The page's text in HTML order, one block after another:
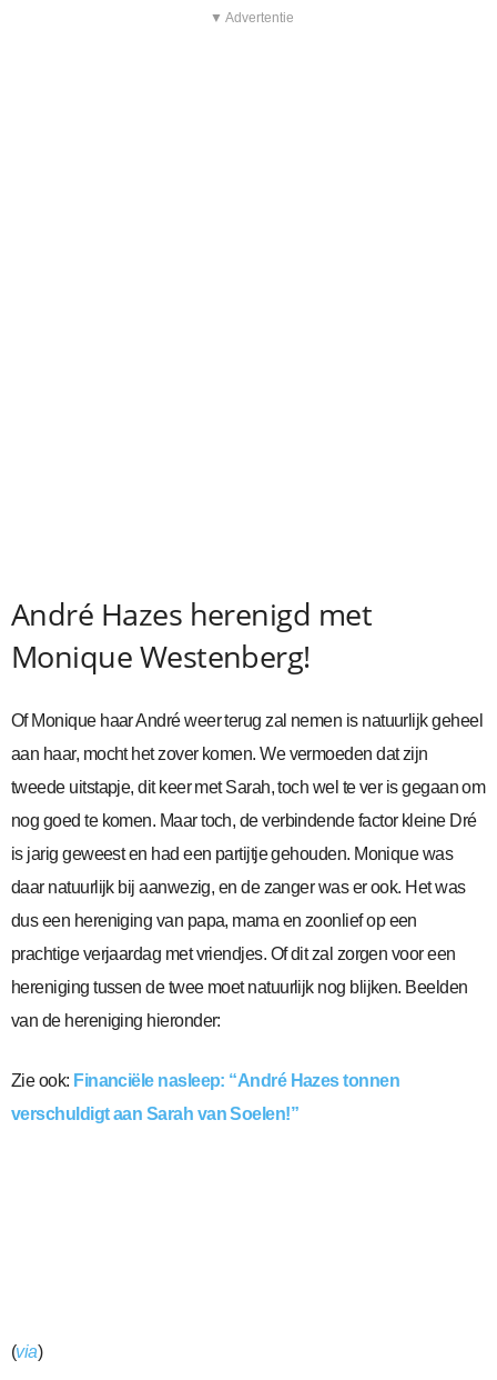
▼ Advertentie
André Hazes herenigd met
Monique Westenberg!
Of Monique haar André weer terug zal nemen is natuurlijk geheel
aan haar, mocht het zover komen. We vermoeden dat zijn
tweede uitstapje, dit keer met Sarah, toch wel te ver is gegaan om
nog goed te komen. Maar toch, de verbindende factor kleine Dré
is jarig geweest en had een partijtje gehouden. Monique was
daar natuurlijk bij aanwezig, en de zanger was er ook. Het was
dus een hereniging van papa, mama en zoonlief op een
prachtige verjaardag met vriendjes. Of dit zal zorgen voor een
hereniging tussen de twee moet natuurlijk nog blijken. Beelden
van de hereniging hieronder:
Zie ook: Financiële nasleep: “André Hazes tonnen
verschuldigt aan Sarah van Soelen!”
(via)